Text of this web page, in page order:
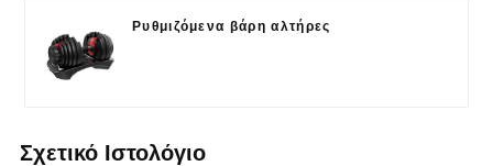
Ρυθμιζόμενα βάρη αλτήρες
Σχετικό Ιστολόγιο